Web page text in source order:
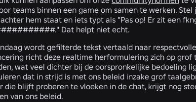
teams binnen een game om samen te werken.
hem staat en iets typt als "Pas op! Er zit een
Dat helpt niet echt.
wordt gefilterde tekst vertaald naar
richt deze realtime herformulering zich op
wat veel dichter bij de oorspronkelijke bedoeling
dat in strijd is met ons beleid inzake grof
die blijft proberen te vloeken in de chat, krijgt nog
van ons beleid.